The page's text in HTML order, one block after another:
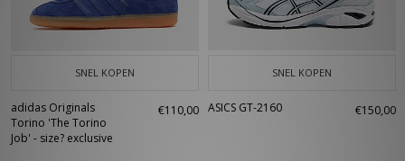
SNEL KOPEN
adidas Originals
Torino 'The Torino
Job' - size? exclusive
€110,00
SNEL KOPEN
ASICS GT-2160 €150,00